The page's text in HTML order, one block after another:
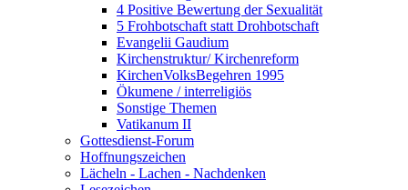
4 Positive Bewertung der Sexualität
5 Frohbotschaft statt Drohbotschaft
Evangelii Gaudium
Kirchenstruktur/ Kirchenreform
KirchenVolksBegehren 1995
Ökumene / interreligiös
Sonstige Themen
Vatikanum II
Gottesdienst-Forum
Hoffnungszeichen
Lächeln - Lachen - Nachdenken